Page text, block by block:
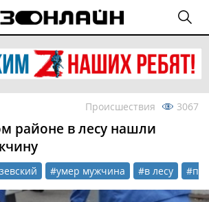
Происшествия 3067
районе в лесу нашли
#умер мужчина #в лесу